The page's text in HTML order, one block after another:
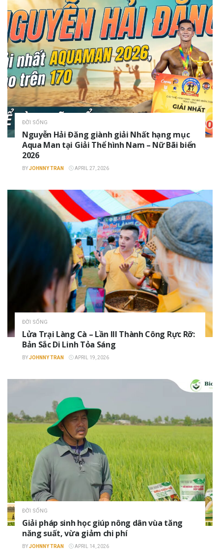
ĐỜI SỐNG
Nguyễn Hải Đăng giành giải Nhất hạng mục
Aqua Man tại Giải Thể hình Nam – Nữ Bãi biển
2026
BYJOHNNY TRAN APRIL 27, 2026
ĐỜI SỐNG
Lửa Trại Làng Cà – Lần III Thành Công Rực Rỡ:
Bản Sắc Di Linh Tỏa Sáng
BYJOHNNY TRAN APRIL 19, 2026
ĐỜI SỐNG
Giải pháp sinh học giúp nông dân vùa tăng
năng suất, vừa giảm chi phí
BYJOHNNY TRAN APRIL 14, 2026